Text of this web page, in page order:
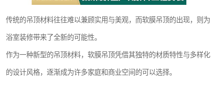
传统的吊顶材料往往难以兼顾实用与美观，而软膜吊顶的出现，则为
浴室装修带来了全新的可能性。
作为一种新型的吊顶材料，软膜吊顶凭借其独特的材质特性与多样化
的设计风格，逐渐成为许多家庭和商业空间的可以选择。